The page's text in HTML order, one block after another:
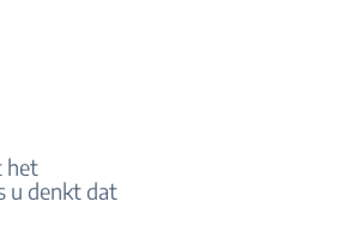
het
u denkt dat